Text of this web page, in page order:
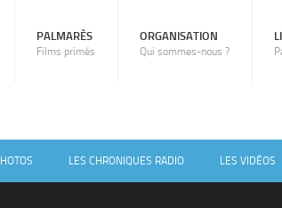
PALMARÈS
Films primés
ORGANISATION
Qui sommes-nous ?
LES CHRONIQUES RADIO LES VIDÉOS